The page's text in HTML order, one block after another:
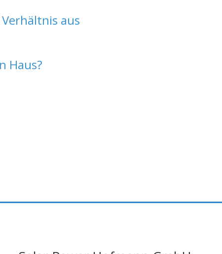
aus
Haus?